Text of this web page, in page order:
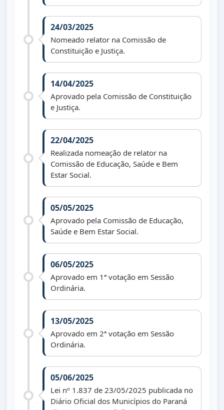
24/03/2025
Nomeado relator na Comissão de
Constituição e Justiça.
14/04/2025
Aprovado pela Comissão de Constituição
e Justiça.
22/04/2025
Realizada nomeação de relator na
Comissão de Educação, Saúde e Bem
Estar Social.
05/05/2025
Aprovado pela Comissão de Educação,
Saúde e Bem Estar Social.
06/05/2025
Aprovado em 1ª votação em Sessão
Ordinária.
13/05/2025
Aprovado em 2ª votação em Sessão
Ordinária.
05/06/2025
Lei nº 1.837 de 23/05/2025 publicada no
Diário Oficial dos Municípios do Paraná